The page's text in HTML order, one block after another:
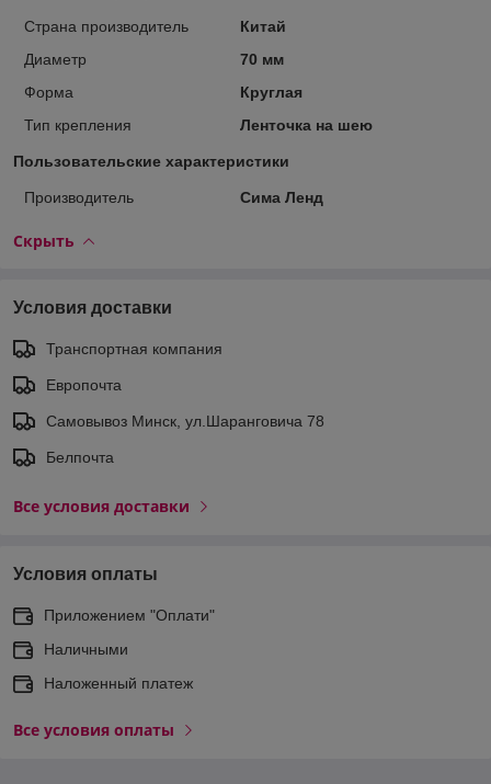
Страна производитель
Китай
Диаметр
70 мм
Форма
Круглая
Тип крепления
Ленточка на шею
Пользовательские характеристики
Производитель Сима Ленд
Скрыть
Условия доставки
Транспортная компания
Европочта
Самовывоз Минск, ул.Шаранговича 78
Белпочта
Все условия доставки
Условия оплаты
Приложением "Оплати"
Наличными
Наложенный платеж
Все условия оплаты